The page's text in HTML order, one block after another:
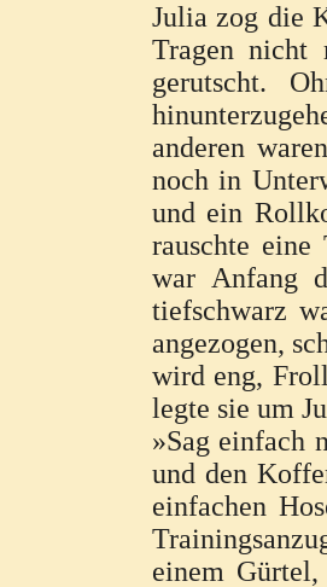
Julia zog die
Tragen nicht
gerutscht.
anderen
noch in
und ein
rauschte
war Anfang
tiefschwarz
angezogen,
wird eng,
legte sie um
»Sag einfach
und den
einfachen
einem